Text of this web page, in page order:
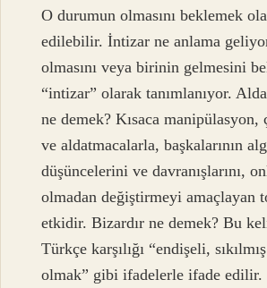
O durumun olmasını beklemek
edilebilir. İntizar ne anlama
olmasını veya birinin gelmesini
“intizar” olarak tanımlanıyor.
ne demek? Kısaca
ve aldatmacalarla, başkalarının
düşüncelerini ve davranışlarını,
olmadan değiştirmeyi amaçlayan
etkidir. Bizardır ne demek? Bu
Türkçe karşılığı “endişeli,
olmak” gibi ifadelerle ifade edilir.